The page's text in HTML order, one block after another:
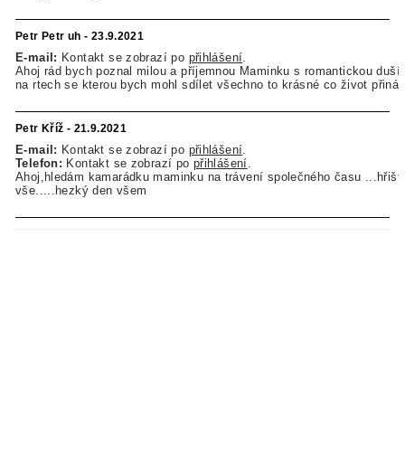
Petr Petr uh - 23.9.2021
E-mail: Kontakt se zobrazí po přihlášení
Ahoj rád bych poznal milou a příjemnou Maminku s romantickou duší
na rtech se kterou bych mohl sdílet všechno to krásné co život
Petr Kříž - 21.9.2021
E-mail: Kontakt se zobrazí po přihlášení
Telefon: Kontakt se zobrazí po přihlášení
Ahoj,hledám kamarádku maminku na trávení společného času
vše.....hezký den všem